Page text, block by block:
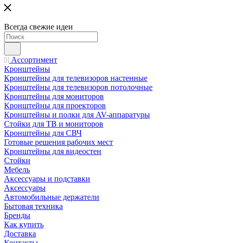
Всегда свежие идеи
Ассортимент
Кронштейны
Кронштейны для телевизоров настенные
Кронштейны для телевизоров потолочные
Кронштейны для мониторов
Кронштейны для проекторов
Кронштейны и полки для AV-аппаратуры
Стойки для ТВ и мониторов
Кронштейны для СВЧ
Готовые решения рабочих мест
Кронштейны для видеостен
Стойки
Мебель
Аксессуары и подставки
Аксессуары
Автомобильные держатели
Бытовая техника
Бренды
Как купить
Доставка